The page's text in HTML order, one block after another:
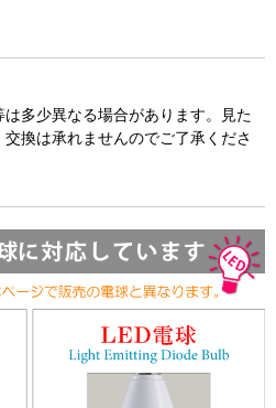
多少異なる場合があります。見た
換は承れませんのでご了承くださ